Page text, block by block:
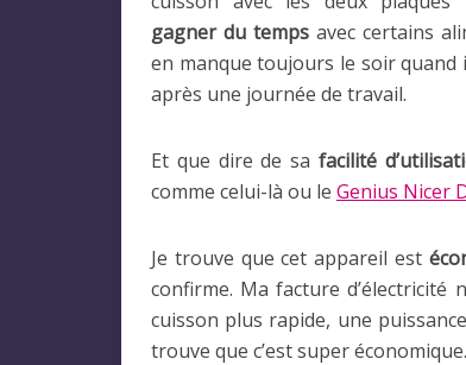
gagner du temps avec certains
en manque toujours le soir
après une journée de travail.
Et que dire de safacilité
comme celui-là ou le Genius Nicer
Je trouve que cet appareil est
confirme. Ma facture d’électricité
cuisson plus rapide, une
trouve que c’est super économique.